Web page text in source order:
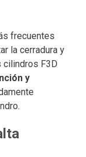
frecuentes
la cerradura y
cilindros F3D
y